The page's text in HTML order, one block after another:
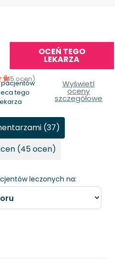
OCEŃ TEGO
LEKARZA
(45 ocen)
pacjentów
tego
Wyświetl
oceny
szczegółowe
leczonych na:
(37)
(45 ocen)